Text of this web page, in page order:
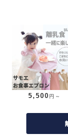
5,500 円～